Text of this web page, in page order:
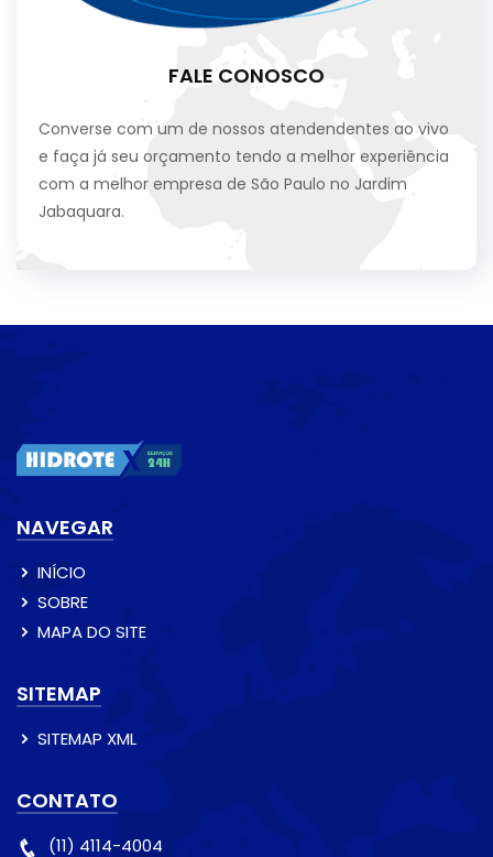
FALE CONOSCO
Converse com um de nossos atendendentes ao vivo
e faça já seu orçamento tendo a melhor experiência
com a melhor empresa de São Paulo no Jardim
Jabaquara.
NAVEGAR
INÍCIO
SOBRE
MAPA DO SITE
SITEMAP
SITEMAP XML
CONTATO
(11) 4114-4004